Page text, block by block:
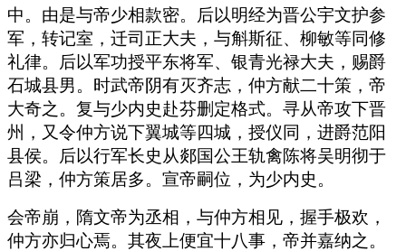
中。由是与帝少相款密。后以明经为晋公宇文护参
军，转记室，迁司正大夫，与斛斯征、柳敏等同修
礼律。后以军功授平东将军、银青光禄大夫，赐爵
石城县男。时武帝阴有灭齐志，仲方献二十策，帝
大奇之。复与少内史赴芬删定格式。寻从帝攻下晋
州，又令仲方说下翼城等四城，授仪同，进爵范阳
县侯。后以行军长史从郯国公王轨禽陈将吴明彻于
吕梁，仲方策居多。宣帝嗣位，为少内史。
会帝崩，隋文帝为丞相，与仲方相见，握手极欢，
仲方亦归心焉。其夜上便宜十八事，帝并嘉纳之。